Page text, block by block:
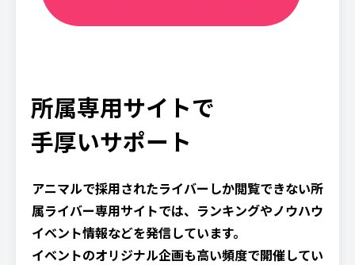
所属専用サイトで
手厚いサポート
アニマルで採用されたライバーしか閲覧できない所
属ライバー専用サイトでは、ランキングやノウハウ
イベント情報などを発信しています。
イベントのオリジナル企画も高い頻度で開催してい